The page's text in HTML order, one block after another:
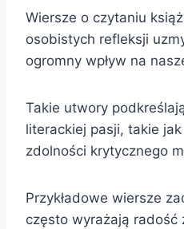
Wiersze o czytaniu
osobistych refleksji
ogromny wpływ na
Takie utwory
literackiej pasji, takie
zdolności krytycznego
Przykładowe wiersze
często wyrażają radość